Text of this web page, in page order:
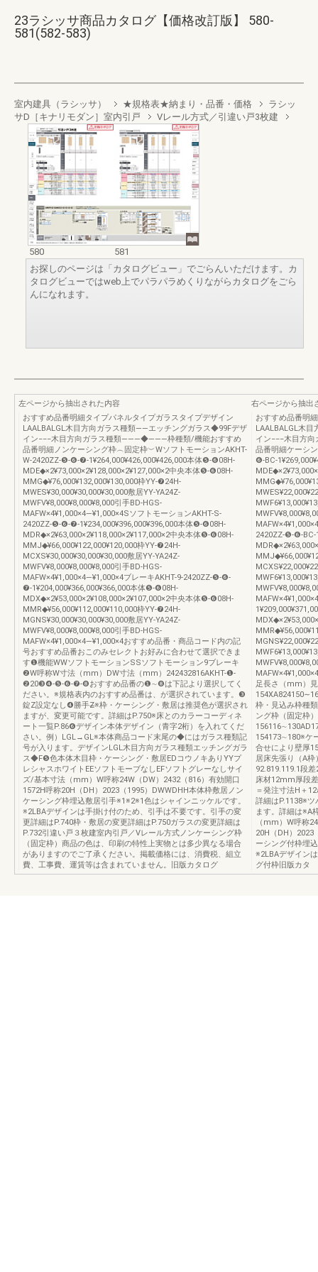
23ラシッサ商品カタログ【価格改訂版】 580-
581(582-583)
室内建具（ラシッサ） ★規格表★納まり・品番・価格
ラシッ
サD［キナリモダン］室内引戸
Vレール方式／引違い戸3枚建
580
581
お探しのページは「カタログビュー」でごらんいただけます。カ
タログビューではweb上でパラパラめくりながらカタログをごら
んになれます。
左ページから抽出された内容
おすすめ品番明細タイプパネルタイプガラスタイプデザイン
LAALBALGL木目方向ガラス種類――エッチングガラス◆99Fデザ
イン−−−木目方向ガラス種類―――◆―――枠種類/機能おすすめ
品番明細ノンケーシング枠︵固定枠︶WソフトモーションAKHT-
W-2420ZZ-❺-❻-❼-1¥264,000¥426,000¥426,000本体❺-❻08H-
MDE◆×2¥73,000×2¥128,000×2¥127,000×2中央本体❺-❻08H-
MMG◆¥76,000¥132,000¥130,000枠YY-❼24H-
MWES¥30,000¥30,000¥30,000敷居YY-YA24Z-
MWFV¥8,000¥8,000¥8,000引手BD-HGS-
MAFW×4¥1,000×4―¥1,000×4SソフトモーションAKHT-S-
2420ZZ-❺-❻-❼-1¥234,000¥396,000¥396,000本体❺-❻08H-
MDR◆×2¥63,000×2¥118,000×2¥117,000×2中央本体❺-❻08H-
MMJ◆¥66,000¥122,000¥120,000枠YY-❼24H-
MCXS¥30,000¥30,000¥30,000敷居YY-YA24Z-
MWFV¥8,000¥8,000¥8,000引手BD-HGS-
MAFW×4¥1,000×4―¥1,000×4ブレーキAKHT-9-2420ZZ-❺-❻-
❼-1¥204,000¥366,000¥366,000本体❺-❻08H-
MDX◆×2¥53,000×2¥108,000×2¥107,000×2中央本体❺-❻08H-
MMR◆¥56,000¥112,000¥110,000枠YY-❼24H-
MGNS¥30,000¥30,000¥30,000敷居YY-YA24Z-
MWFV¥8,000¥8,000¥8,000引手BD-HGS-
MAFW×4¥1,000×4―¥1,000×4おすすめ品番・商品コード内の記
号おすすめ品番おこのみセレクトお好みに合わせて選択できま
す❶機能WWソフトモーションSSソフトモーション9ブレーキ
❷W呼称W寸法（mm）DW寸法（mm）242432816AKHT-❶-
❷20❸❹-❺-❻-❼-❽おすすめ品番の❶∼❽は下記より選択してく
ださい。※規格表内のおすすめ品番は、が選択されています。❸
錠Z設定なし❹勝手Z̶※枠・ケーシング・敷居は推奨色が選択され
ますが、変更可能です。詳細はP.750※床とのカラーコーディネ
ート一覧P.86❻デザイン本体デザイン（青字2桁）を入れてくだ
さい。例）LGL→GL※本体商品コード末尾の◆にはガラス種類記
号が入ります。デザインLGL木目方向ガラス種類エッチングガラ
ス◆F❺色本体木目枠・ケーシング・敷居EDコウノキありYYプ
レシャスホワイトEEソフトモーブなしEFソフトグレーなしサイ
ズ/基本寸法（mm）W呼称24W（DW）2432（816）有効開口
1572H呼称20H（DH）2023（1995）DWWDHH本体枠敷居ノン
ケーシング枠埋込敷居引手※1※2※1色はシャインニッケルです。
※2LBAデザインは手掛け付のため、引手は不要です。引手の変
更詳細はP.740枠・敷居の変更詳細はP.750ガラスの変更詳細は
P.732引違い戸３枚建室内引戸／Vレール方式ノンケーシング枠
（固定枠）商品の色は、印刷の特性上実物とは多少異なる場合
がありますのでご了承ください。掲載価格には、消費税、組立
費、工事費、運賃等は含まれていません。旧版カタログ
右ページから抽出
おすすめ品番明
LAALBALGL木
イン−−−木目方
品番明細ケーシ
❻-BC-
2420ZZ-❺-❻-BC-
足長さ（mm）
枠・見込み枠種
ング枠（固定枠）
154173∼180※ケ
合せにより壁厚
居床先張り（A
92.819.119.1段
床材12mm厚段
＝発注寸法H＋
詳細はP.1138※
ます。詳細は※A
（mm）W呼称
20H（DH）2023
ーシング付枠埋
※2LBAデザイン
グ付枠旧版カタ